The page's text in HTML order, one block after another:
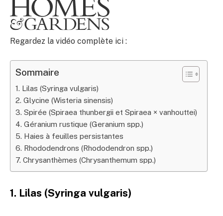
Regardez la vidéo complète ici :
Sommaire
1. Lilas (Syringa vulgaris)
2. Glycine (Wisteria sinensis)
3. Spirée (Spiraea thunbergii et Spiraea × vanhouttei)
4. Géranium rustique (Geranium spp.)
5. Haies à feuilles persistantes
6. Rhododendrons (Rhododendron spp.)
7. Chrysanthèmes (Chrysanthemum spp.)
1. Lilas (Syringa vulgaris)